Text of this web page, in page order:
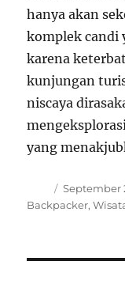
hanya akan
komplek candi
karena
kunjungan
niscaya
yang
Author
Posted
on
September
Backpacker,